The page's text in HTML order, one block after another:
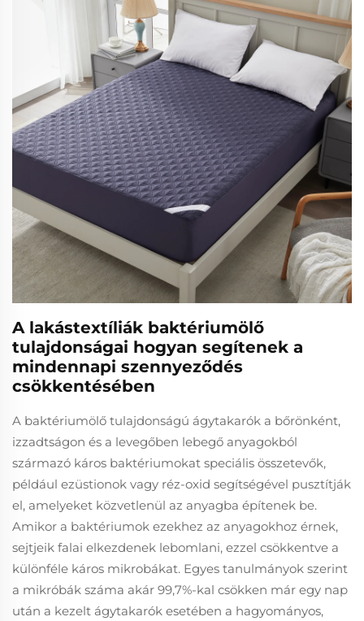
A lakástextíliák baktériumölő
tulajdonságai hogyan segítenek a
mindennapi szennyeződés
csökkentésében
A baktériumölő tulajdonságú ágytakarók a bőrönként,
izzadtságon és a levegőben lebegő anyagokból
származó káros baktériumokat speciális összetevők,
például ezüstionok vagy réz-oxid segítségével pusztítják
el, amelyeket közvetlenül az anyagba építenek be.
Amikor a baktériumok ezekhez az anyagokhoz érnek,
sejtjeik falai elkezdenek lebomlani, ezzel csökkentve a
különféle káros mikrobákat. Egyes tanulmányok szerint
a mikróbák száma akár 99,7%-kal csökken már egy nap
után a kezelt ágytakarók esetében a hagyományos,